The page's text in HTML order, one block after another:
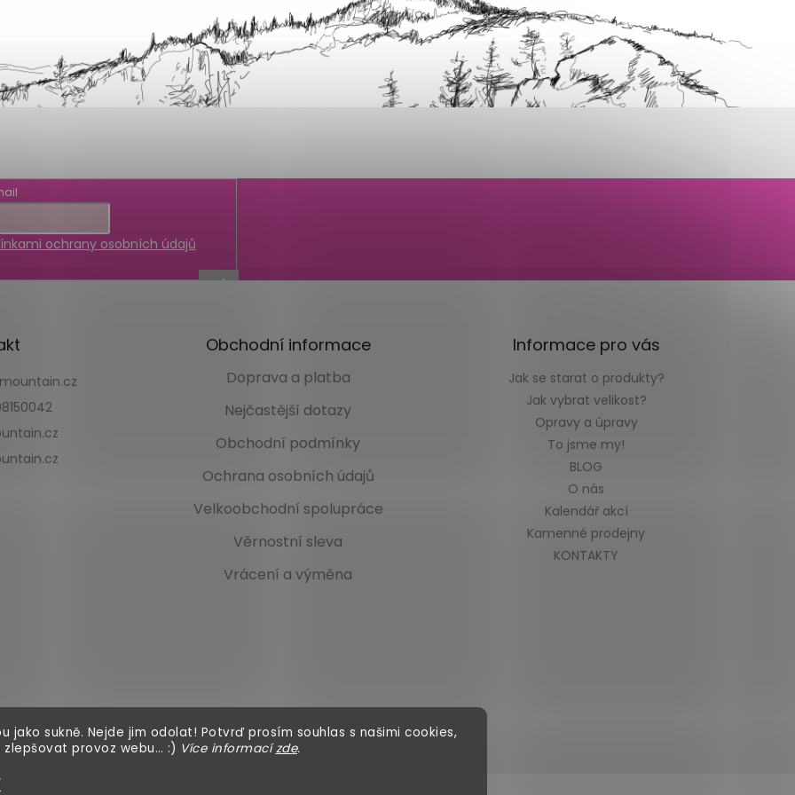
jako sukně. Nejde jim odolat! Potvrď prosím souhlas s našimi cookies,
zlepšovat provoz webu… :) Více informacízde.
ochrany osobních údajů
Obchodní informace
Doprava a platba
Nejčastější dotazy
Obchodní podmínky
Ochrana osobních údajů
Velkoobchodní spolupráce
Věrnostní sleva
Vrácení a výměna
Informace pro vás
Jak se starat o produkty?
Jak vybrat velikost?
Opravy a úpravy
To jsme my!
BLOG
O nás
Kalendář akcí
Kamenné prodejny
KONTAKTY